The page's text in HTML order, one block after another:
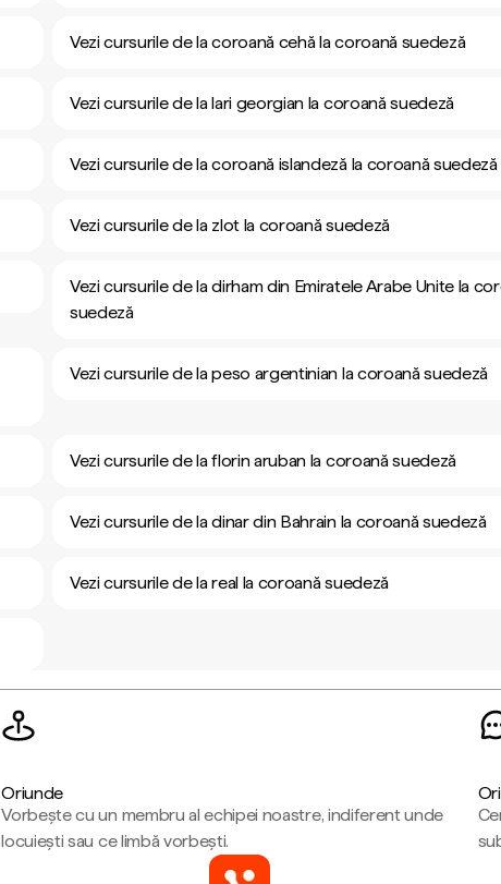
Vezi cursurile de la coroană cehă la coroană suedeză
Vezi cursurile de la lari georgian la coroană suedeză
Vezi cursurile de la coroană islandeză la coroană suedeză
Vezi cursurile de la zlot la coroană suedeză
Vezi cursurile de la dirham din Emiratele Arabe Unite la
suedeză
Vezi cursurile de la peso argentinian la coroană suedeză
Vezi cursurile de la florin aruban la coroană suedeză
Vezi cursurile de la dinar din Bahrain la coroană suedeză
Vezi cursurile de la real la coroană suedeză
Oriunde
Vorbește cu un membru al echipei noastre, indiferent unde
locuiești sau ce limbă vorbești.